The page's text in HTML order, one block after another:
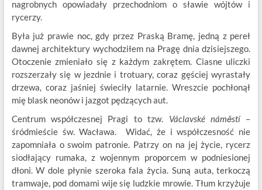
nagrobnych opowiadały przechodniom o sławie wójtów i
rycerzy.
Była już prawie noc, gdy przez Praską Bramę, jedną z pereł
dawnej architektury wychodziłem na Pragę dnia dzisiejszego.
Otoczenie zmieniało się z każdym zakrętem. Ciasne uliczki
rozszerzały się w jezdnie i trotuary, coraz gęściej wyrastały
drzewa, coraz jaśniej świeciły latarnie. Wreszcie pochłonął
mię blask neonów i jazgot pędzących aut.
Centrum współczesnej Pragi to tzw. Václavské náměstí–
śródmieście św. Wacława. Widać, że i współczesność nie
zapomniała o swoim patronie. Patrzy on na jej życie, rycerz
siodłający rumaka, z wojennym proporcem w podniesionej
dłoni. W dole płynie szeroka fala życia. Suną auta, terkoczą
tramwaje, pod domami wije się ludzkie mrowie. Tłum krzyżuje